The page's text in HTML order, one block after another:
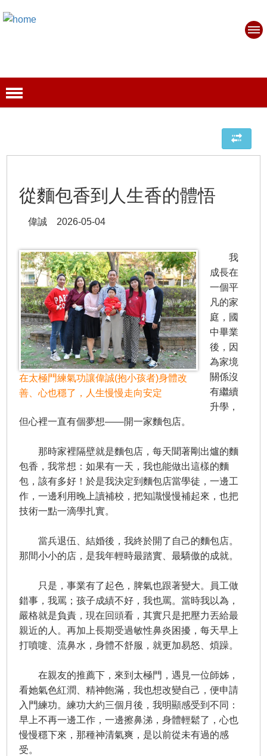
從麵包香到人生香的體悟
偉誠 2026-05-04
在太極門練氣功讓偉誠(抱小孩者)身體改
善、心也穩了，人生慢慢走向安定
我
成長在
一個平
凡的家
庭，國
中畢業
後，因
為家境
關係沒
有繼續
升學，
但心裡一直有個夢想——開一家麵包店。
那時家裡隔壁就是麵包店，每天聞著剛出爐的麵
包香，我常想：如果有一天，我也能做出這樣的麵
包，該有多好！於是我決定到麵包店當學徒，一邊工
作，一邊利用晚上讀補校，把知識慢慢補起來，也把
技術一點一滴學扎實。
當兵退伍、結婚後，我終於開了自己的麵包店。
那間小小的店，是我年輕時最踏實、最驕傲的成就。
只是，事業有了起色，脾氣也跟著變大。員工做
錯事，我罵；孩子成績不好，我也罵。當時我以為，
嚴格就是負責，現在回頭看，其實只是把壓力丟給最
親近的人。再加上長期受過敏性鼻炎困擾，每天早上
打噴嚏、流鼻水，身體不舒服，就更加易怒、煩躁。
在親友的推薦下，來到太極門，遇見一位師姊，
看她氣色紅潤、精神飽滿，我也想改變自己，便申請
入門練功。練功大約三個月後，我明顯感受到不同：
早上不再一邊工作，一邊擦鼻涕，身體輕鬆了，心也
慢慢穩下來，那種神清氣爽，是以前從未有過的感
受。